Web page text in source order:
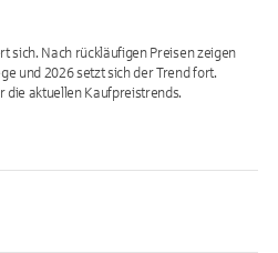
sich. Nach rückläufigen Preisen zeigen
und 2026 setzt sich der Trend fort.
die aktuellen Kaufpreistrends.